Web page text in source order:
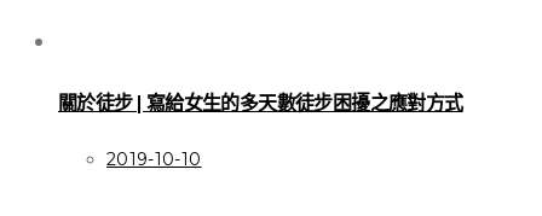
關於徒步 | 寫給女生的多天數徒步困擾之應對方式
2019-10-10